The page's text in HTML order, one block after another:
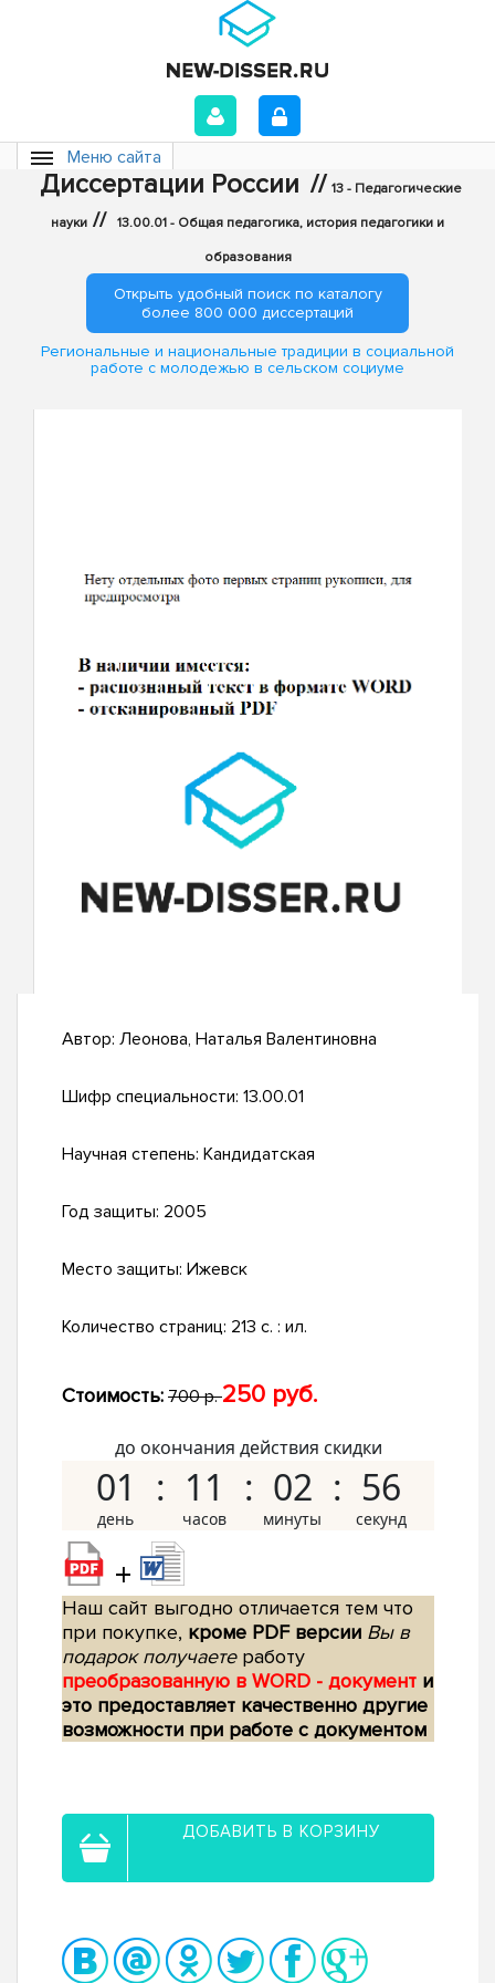
Меню сайта
Диссертации России // 13 - Педагогические
науки // 13.00.01 - Общая педагогика, история педагогики и
образования
Открыть удобный поиск по каталогу
более 800 000 диссертаций
Региональные и национальные традиции в социальной
работе с молодежью в сельском социуме
Автор: Леонова, Наталья Валентиновна
Шифр специальности: 13.00.01
Научная степень: Кандидатская
Год защиты: 2005
Место защиты: Ижевск
Количество страниц: 213 с. : ил.
Стоимость: 700 р.250 руб.
до окончания действия скидки
01 11 02 55
+
Наш сайт выгодно отличается тем что
при покупке, кроме PDF версии Вы в
подарок получаетеработу
преобразованную в WORD - документ и
это предоставляет качественно другие
возможности при работе с документом
ДОБАВИТЬ В КОРЗИНУ